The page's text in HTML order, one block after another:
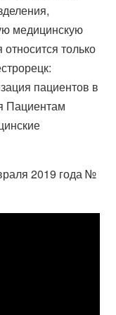
медицинскую
только
пациентов в
Пациентам
2019 года №